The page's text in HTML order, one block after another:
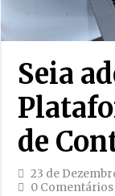
Seia
de
23 de
0 Comentários